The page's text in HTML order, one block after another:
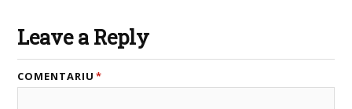
Leave a Reply
COMENTARIU *